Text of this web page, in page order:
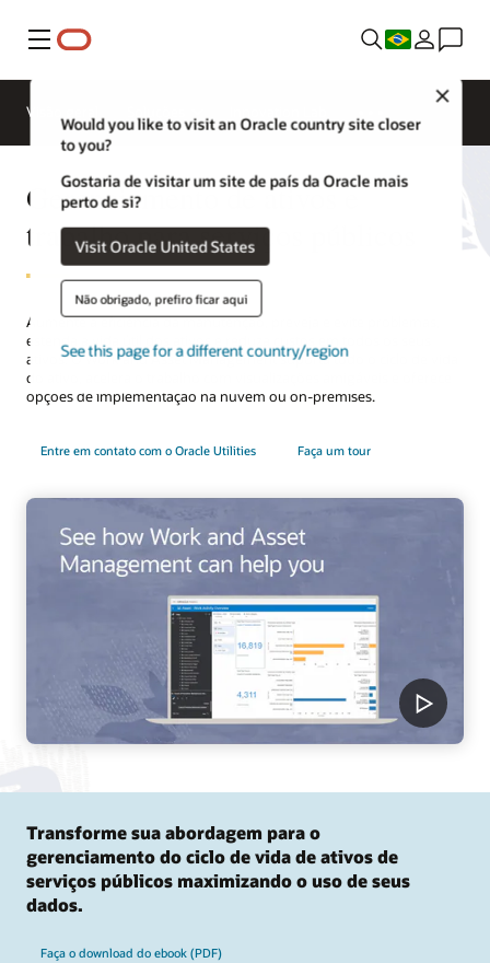
Menu
Would you like to visit an Oracle country site closer
to you?
Gostaria de visitar um site de país da Oracle mais
perto de si?
Visit Oracle United States
Não obrigado, prefiro ficar aqui
See this page for a different country/region
Visão geral
Gerenciamento de ativos e
trabalho para serviços públicos
Aumente a eficiência da manutenção, preveja e evite problemas,
estenda a vida útil dos ativos e reduza custos em todos os seus
ativos. O Work and Asset Management suporta todo o ciclo de vida
do ativo, acelera o trabalho com visualizações amigáveis e oferece
opções de implementação na nuvem ou on-premises.
Entre em contato com o Oracle Utilities Faça um tour
Transforme sua abordagem para o
gerenciamento do ciclo de vida de ativos de
serviços públicos maximizando o uso de seus
dados.
Faça o download do ebook (PDF)